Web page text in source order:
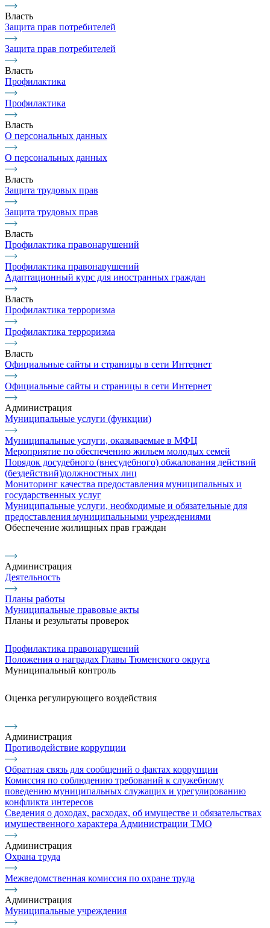
Власть
Защита прав потребителей
Защита прав потребителей
Власть
Профилактика
Профилактика
Власть
О персональных данных
О персональных данных
Власть
Защита трудовых прав
Защита трудовых прав
Власть
Профилактика правонарушений
Профилактика правонарушений
Адаптационный курс для иностранных граждан
Власть
Профилактика терроризма
Профилактика терроризма
Власть
Официальные сайты и страницы в сети Интернет
Официальные сайты и страницы в сети Интернет
Администрация
Муниципальные услуги (функции)
Муниципальные услуги, оказываемые в МФЦ
Мероприятие по обеспечению жильем молодых семей
Порядок досудебного (внесудебного) обжалования действий
(бездействий)должностных лиц
Мониторинг качества предоставления муниципальных и
государственных услуг
Муниципальные услуги, необходимые и обязательные для
предоставления муниципальными учреждениями
Обеспечение жилищных прав граждан
Администрация
Деятельность
Планы работы
Муниципальные правовые акты
Планы и результаты проверок
Профилактика правонарушений
Положения о наградах Главы Тюменского округа
Муниципальный контроль
Оценка регулирующего воздействия
Администрация
Противодействие коррупции
Обратная связь для сообщений о фактах коррупции
Комиссия по соблюдению требований к служебному
поведению муниципальных служащих и урегулированию
конфликта интересов
Сведения о доходах, расходах, об имуществе и обязательствах
имущественного характера Администрации ТМО
Администрация
Охрана труда
Межведомственная комиссия по охране труда
Администрация
Муниципальные учреждения